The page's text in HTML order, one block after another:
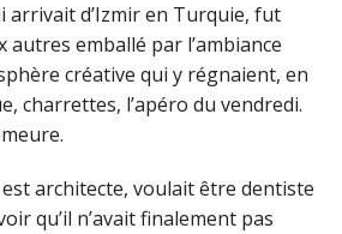
arrivait d’Izmir en Turquie, fut
autres emballé par l’ambiance
créative qui y régnaient, en
charrettes, l’apéro du vendredi.
architecte, voulait être dentiste
qu’il n’avait finalement pas